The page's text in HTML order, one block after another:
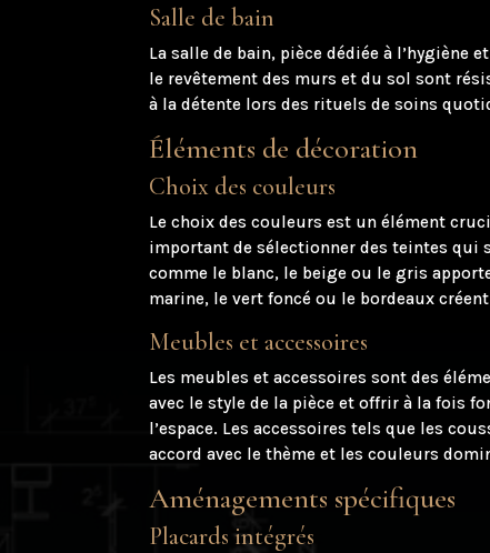
Salle de bain
La salle de bain, pièce dédiée à
le revêtement des murs et du sol sont
à la détente lors des rituels de soins
Éléments de décoration
Choix des couleurs
Le choix des couleurs est un élément
important de sélectionner des teintes qui
comme le blanc, le beige ou le gris
marine, le vert foncé ou le bordeaux
Meubles et accessoires
Les meubles et accessoires sont des
avec le style de la pièce et offrir à la fois
l’espace. Les accessoires tels que les
accord avec le thème et les couleurs
Aménagements spécifiques
Placards intégrés